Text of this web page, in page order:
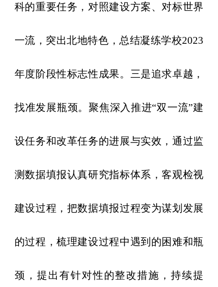
科的重要任务，对照建设方案、对标世界
一流，突出北地特色 ，总结凝练学校2023
年度阶段性标志性成果。 三是追求卓越，
找准发展瓶颈。聚焦深入推进“双一流”建
设任务和改革任务的进展与实效，通过监
测数据填报认真研究指标体系，客观检视
建设过程， 把数据填报过程变为谋划发展
的过程，梳理建设过程中遇到的困难和瓶
颈 ，提出有针对性的整改措施，持续提